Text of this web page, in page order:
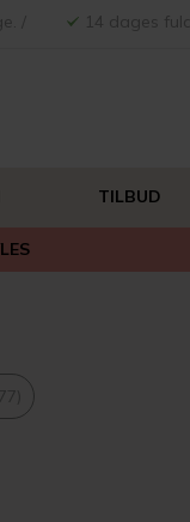
TILBUD